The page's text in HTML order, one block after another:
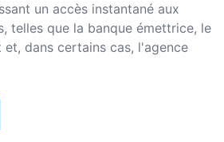
un accès instantané aux
telles que la banque émettrice, le
et, dans certains cas, l'agence